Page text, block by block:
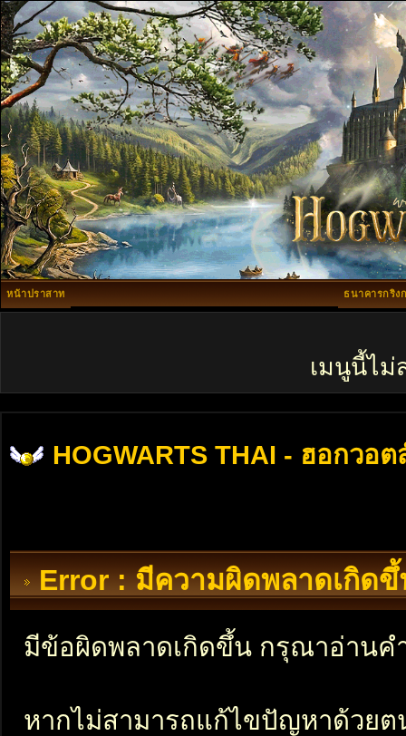
หน้าปราสาท ธนาคารกริง
เมนูนี้ไม่
HOGWARTS THAI - ฮอกวอต
Error : มีความผิดพลาดเกิดขึ้
มีข้อผิดพลาดเกิดขึ้น กรุณาอ่านค
หากไม่สามารถแก้ไขปัญหาด้วย